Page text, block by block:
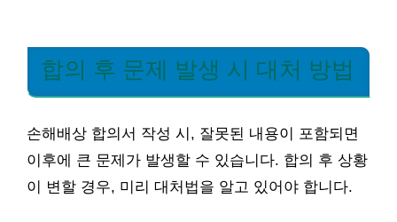
합의 후 문제 발생 시 대처 방법
손해배상 합의서 작성 시, 잘못된 내용이 포함되면
이후에 큰 문제가 발생할 수 있습니다. 합의 후 상황
이 변할 경우, 미리 대처법을 알고 있어야 합니다.